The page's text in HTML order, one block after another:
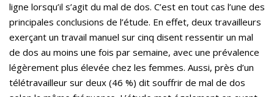
ligne lorsqu’il s’agit du mal de dos. C’est en tout cas l’une des
principales conclusions de l’étude. En effet, deux travailleurs
exerçant un travail manuel sur cinq disent ressentir un mal
de dos au moins une fois par semaine, avec une prévalence
légèrement plus élevée chez les femmes. Aussi, près d’un
télétravailleur sur deux (46 %) dit souffrir de mal de dos